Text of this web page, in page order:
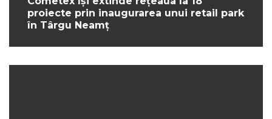
proiecte prin inaugurarea unui retail park
în Târgu Neamț